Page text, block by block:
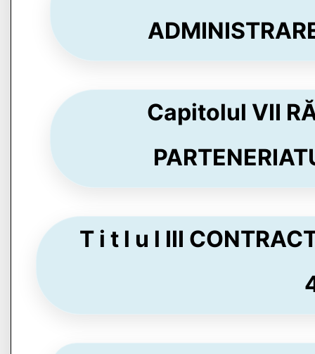
Capitolul VII
T i t l u l III